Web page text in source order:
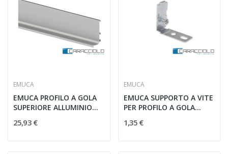
EMUCA
EMUCA PROFILO A GOLA
SUPERIORE ALLUMINIO
25,93 €
EMUCA
EMUCA SUPPORTO A VITE
PER PROFILO A GOLA
1,35 €